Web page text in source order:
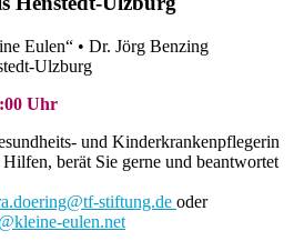
Eulen“ • Dr. Jörg Benzing
Ulzburg
Uhr
und Kinderkrankenpflegerin
berät Sie gerne und beantwortet
stiftung.de oder
eulen.net